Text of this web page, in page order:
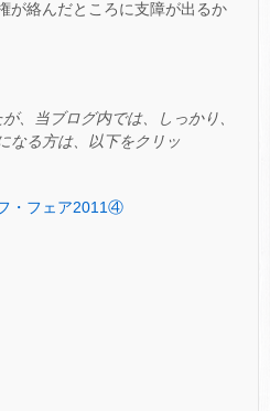
が絡んだところに支障が出るか
、当ブログ内では、しっかり、
なる方は、以下をクリッ
・フェア2011④